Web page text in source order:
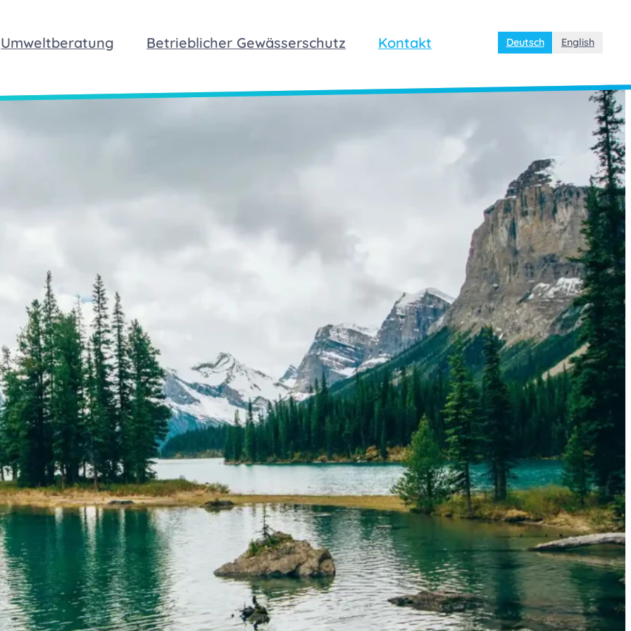
Umweltberatung Betrieblicher Gewässerschutz Kontakt Deutsch English